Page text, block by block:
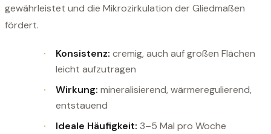
gewährleistet und die Mikrozirkulation der Gliedmaßen
fördert.
Konsistenz: cremig, auch auf großen Flächen
leicht aufzutragen
Wirkung: mineralisierend, wärmeregulierend,
entstauend
Ideale Häufigkeit: 3–5 Mal pro Woche